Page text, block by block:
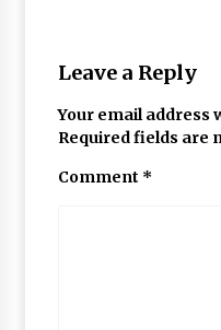
Leave a Reply
Your email address
Required fields are
Comment *